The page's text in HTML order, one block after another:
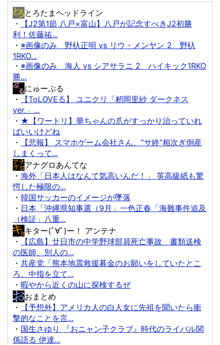
とろたまヘッドライン
・
【J2第1節 八戸×富山】八戸が記念すべきJ2初勝
利！佐藤祐...
・ ※画像のみ 野杁正明 vs リウ・メンヤン 2 野杁
1RKO...
・ ※画像のみ 海人 vs シアサラニ 2 ハイキック1RKO
勝...
にゅーぷる
・
【ToLOVEる】 ユニクリ「籾岡里紗 ダークネス
ver.」...
・ ★【ワートリ】華ちゃんの爪がすっかり治っていれ
ばいいけどね
・
【悲報】 スマホゲーム会社さん、”サ終”相次ぎ倒産
しまくって...
アナグロあんてな
・ 海外「日本人はなんて気高いんだ！」 英高級紙も驚
愕した極限の...
・ 韓国サッカーのイメージが墜落
・ 日本「沖縄県知事選（9月」一色正春「海難事件追及
（検証」八重...
キター(ﾟ∀ﾟ)ー！ アンテナ
・
【広島】廿日市の中学野球部員死亡事故 書類送検
の医師、別人の...
・ 共産党「熊本地震救援募金のお願いをしていたとこ
ろ、中指を立て...
・ 暇やから近くの山に探検するぜ
おまとめ
・
【予想外】アメリカ人の白人女に先祖を聞いたら衝
撃的なことを言...
・ 国生さゆり 『おニャン子クラブ』時代のライバル関
係語る 伊達...